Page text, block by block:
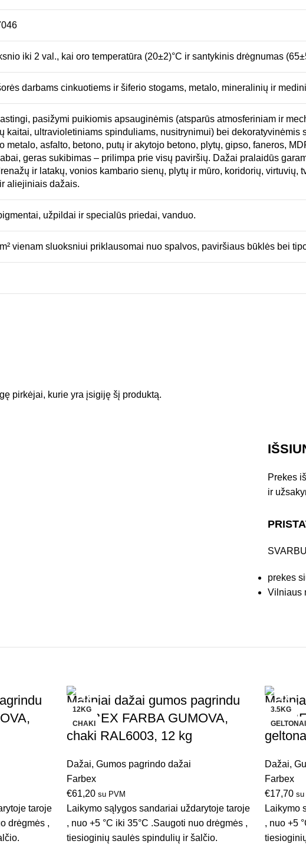
iki 2 val., kai oro temperatūra (20±2)°C ir santykinis drėgnumas
darbams cinkuotiems ir šiferio stogams, metalo, mineralinių ir
pasižymi puikiomis apsauginėmis (atsparūs atmosferiniam ir
kaitai, ultravioletiniams spinduliams, nusitrynimui) bei
metalo, asfalto, betono, putų ir akytojo betono, plytų, gipso, faneros,
geras sukibimas – prilimpa prie visų paviršių. Dažai pralaidūs
ir latakų, vonios kambario sienų, plytų ir mūro, koridorių,
aliejiniais dažais.
užpildai ir specialūs priedai, vanduo.
vienam sluoksniui priklausomai nuo spalvos, paviršiaus būklės bei
pirkėjai, kurie yra įsigiję šį produktą.
Prekes
ir
prekes
Vilniaus
taroje
drėgmės ,
12KG
CHAKI
Matiniai dažai gumos pagrindu
FARBEX FARBA GUMOVA,
chaki RAL6003, 12 kg
Dažai, Gumos pagrindo dažai
Farbex
€61,20 su PVM
Laikymo sąlygos sandariai uždarytoje taroje
, nuo +5 °C iki 35°C .Saugoti nuo drėgmės ,
tiesioginių saulės spindulių ir šalčio.
3.5KG
Dažai,
Farbex
€17,70 su
Laikymo
, nuo +5